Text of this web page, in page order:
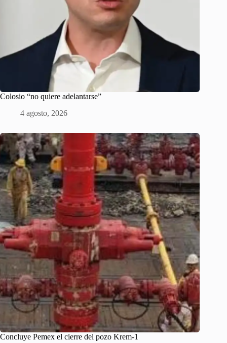
Colosio “no quiere adelantarse”
4 agosto, 2026
Concluye Pemex el cierre del pozo Krem-1